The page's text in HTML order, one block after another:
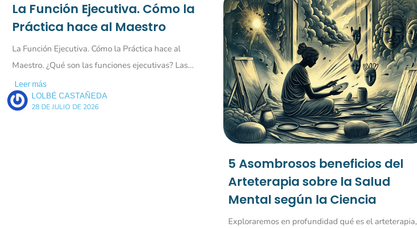
La Función Ejecutiva. Cómo la
Práctica hace al Maestro
La Función Ejecutiva. Cómo la Práctica hace al
Maestro. ¿Qué son las funciones ejecutivas? Las...
Leer más
LOLBÉ CASTAÑEDA
28 DE JULIO DE 2026
5 Asombrosos beneficios del
Arteterapia sobre la Salud
Mental según la Ciencia
Exploraremos en profundidad qué es el arteterapia,